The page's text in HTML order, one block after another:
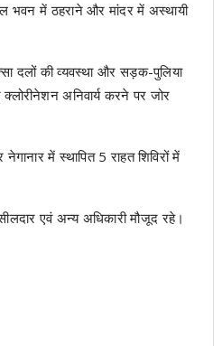
भवन में ठहराने और मांदर में अस्थायी
दलों की व्यवस्था और सड़क-पुलिया
अनिवार्य करने पर जोर
में स्थापित 5 राहत शिविरों में
एवं अन्य अधिकारी मौजूद रहे।